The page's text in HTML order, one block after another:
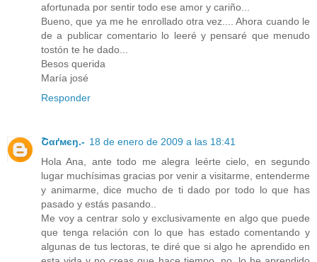
afortunada por sentir todo ese amor y cariño...
Bueno, que ya me he enrollado otra vez.... Ahora cuando le
de a publicar comentario lo leeré y pensaré que menudo
tostón te he dado...
Besos querida
María josé
Responder
Շαґмєŋ.- 18 de enero de 2009 a las 18:41
Hola Ana, ante todo me alegra leérte cielo, en segundo
lugar muchísimas gracias por venir a visitarme, entenderme
y animarme, dice mucho de ti dado por todo lo que has
pasado y estás pasando..
Me voy a centrar solo y exclusivamente en algo que puede
que tenga relación con lo que has estado comentando y
algunas de tus lectoras, te diré que si algo he aprendido en